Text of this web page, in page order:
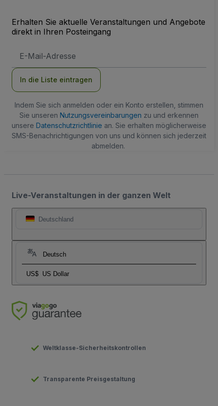
Erhalten Sie aktuelle Veranstaltungen und Angebote
direkt in Ihren Posteingang
Mail-
In die Liste eintragen
Indem Sie sich anmelden oder ein Konto erstellen, stimmen
Sie unseren Nutzungsvereinbarungen zu und erkennen
unsere Datenschutzrichtlinie an. Sie erhalten möglicherweise
SMS-Benachrichtigungen von uns und können sich jederzeit
abmelden.
Live-Veranstaltungen in der ganzen Welt
Deutschland
Deutsch
US$ US Dollar
Weltklasse-Sicherheitskontrollen
Transparente Preisgestaltung